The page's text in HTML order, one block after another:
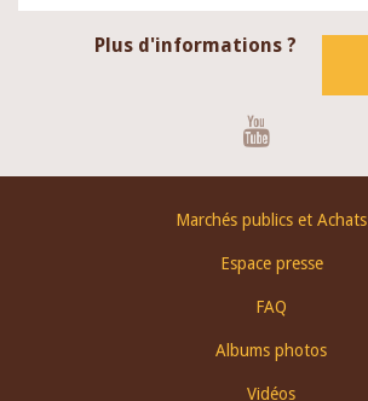
Plus d'informations ?
Marchés publics et Achats
Espace presse
FAQ
Albums photos
Vidéos